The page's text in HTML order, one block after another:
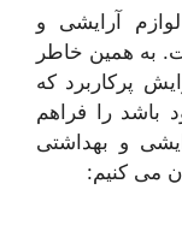
آرایشی و
به همین خاطر
پرکاربرد که
باشد را فراهم
و بهداشتی
می کنیم: